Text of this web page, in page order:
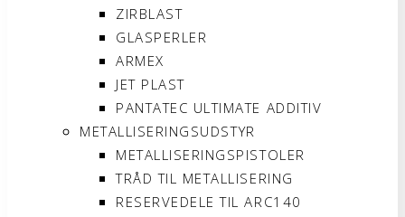
ZIRBLAST
GLASPERLER
ARMEX
JET PLAST
PANTATEC ULTIMATE ADDITIV
METALLISERINGSUDSTYR
METALLISERINGSPISTOLER
TRÅD TIL METALLISERING
RESERVEDELE TIL ARC140